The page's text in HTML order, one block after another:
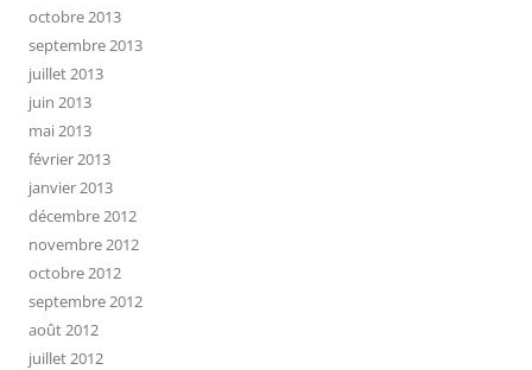
octobre 2013
septembre 2013
juillet 2013
juin 2013
mai 2013
février 2013
janvier 2013
décembre 2012
novembre 2012
octobre 2012
septembre 2012
août 2012
juillet 2012